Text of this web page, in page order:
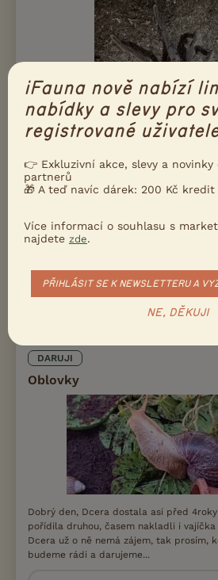
(Kolumbijský obří sklípkan). Poslední
aktuálně tedy v top kondici a plné síle –
dnes 10:56
Praha, okr. Hlavní město Praha
DARUJI
Oblovky
Dobrý den, Dcera dostala asi před
pořídila druhou, časem nakladli i
Dcera už o ně nemá zájem, tak prosím,
budeme rádi a darujeme...
iFauna nově nabízí
nabídky a slevy pro
registrované
👉 Exkluzivní akce, slevy a novinky
partnerů
🎁 A teď navíc dárek: 200 Kč
Více informací o souhlasu s
najdete zde.
PŘIHLÁSIT SE K NEWSLETTERU A
NE, DĚKUJI